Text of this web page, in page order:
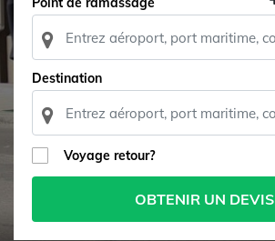
Destination
Voyage retour?
OBTENIR UN DEVIS